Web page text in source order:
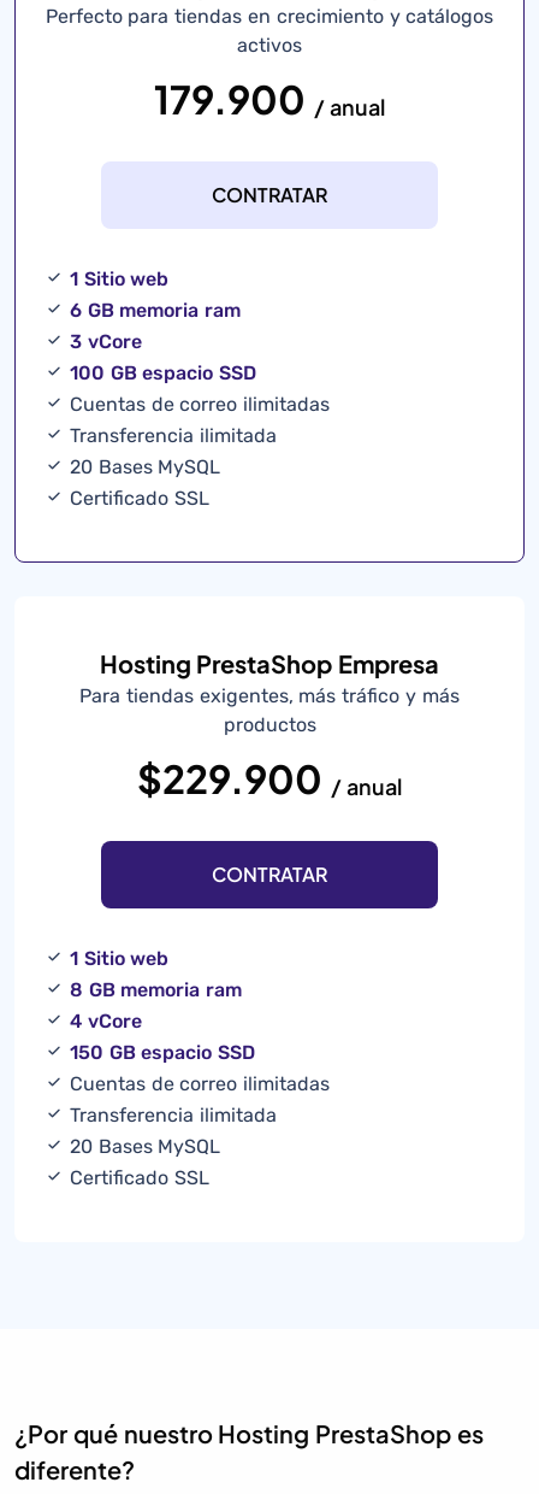
Perfecto para tiendas en crecimiento y catálogos
activos
179.900 / anual
CONTRATAR
1 Sitio web
6 GB memoria ram
3 vCore
100 GB espacio SSD
Cuentas de correo ilimitadas
Transferencia ilimitada
20 Bases MySQL
Certificado SSL
Hosting PrestaShop Empresa
Para tiendas exigentes, más tráfico y más
productos
$229.900 / anual
CONTRATAR
1 Sitio web
8 GB memoria ram
4 vCore
150 GB espacio SSD
Cuentas de correo ilimitadas
Transferencia ilimitada
20 Bases MySQL
Certificado SSL
¿Por qué nuestro Hosting PrestaShop es
diferente?